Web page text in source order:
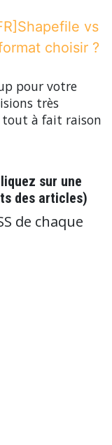
vs
choisir ?
pour votre
très
tout à fait raison
sur une
des articles)
de chaque